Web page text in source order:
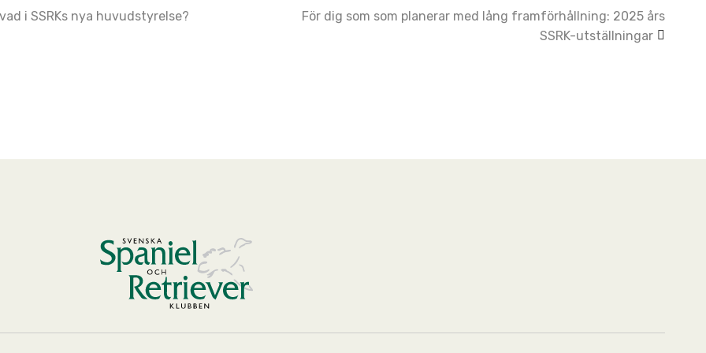
i SSRKs nya huvudstyrelse?
För dig som som planerar med lång framförhållning: 2025 års
SSRK-utställningar